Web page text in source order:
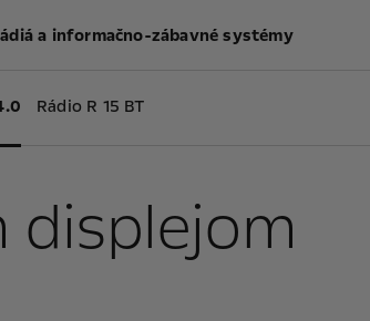
a informačno-zábavné systémy
Rádio R 15 BT
displejom